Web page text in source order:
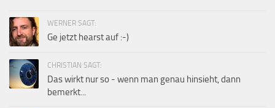
WERNER SAGT:
Ge jetzt hearst auf :-)
CHRISTIAN SAGT:
Das wirkt nur so - wenn man genau hinsieht, dann
bemerkt...